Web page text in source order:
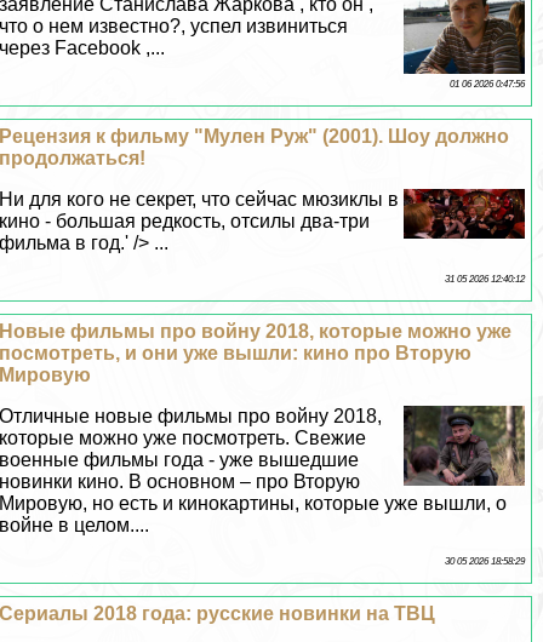
что о нем известно?, успел извиниться
через Facebook ,...
01 06 2026 0:47:56
Рецензия к фильму "Мулен Руж" (2001). Шоу должно
продолжаться!
Ни для кого не секрет, что сейчас мюзиклы в
кино - большая редкость, отсилы два-три
фильма в год.' /> ...
31 05 2026 12:40:12
Новые фильмы про войну 2018, которые можно уже
посмотреть, и они уже вышли: кино про Вторую
Мировую
Отличные новые фильмы про войну 2018,
которые можно уже посмотреть. Свежие
военные фильмы года - уже вышедшие
новинки кино. В основном – про Вторую
Мировую, но есть и кинокартины, которые уже вышли, о
войне в целом....
30 05 2026 18:58:29
Сериалы 2018 года: русские новинки на ТВЦ